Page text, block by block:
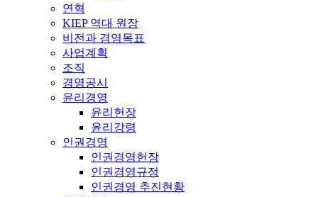
연혁
KIEP 역대 원장
비전과 경영목표
사업계획
조직
경영공시
윤리경영
윤리헌장
윤리강령
인권경영
인권경영헌장
인권경영규정
인권경영 추진현황